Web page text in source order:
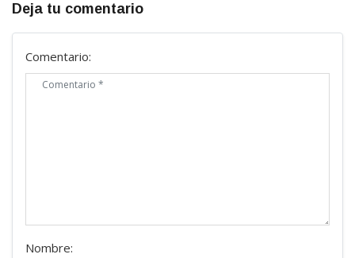
Deja tu comentario
Comentario:
Nombre: